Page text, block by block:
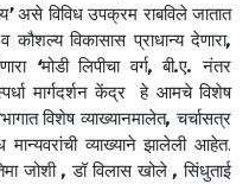
’असे विविध उपक्रम राबविले जातात
विकासास प्राधान्य देणारा,
‘मोडी लिपीचा वर्ग,बी.ए. नंतर
मार्गदर्शन केंद्र हे आमचे विशेष
विशेष व्याख्यानमालेत,चर्चासत्र
मान्यवरांची व्याख्याने झालेली आहेत.
जोशी ,डॉ विलास खोले ,सिंधुताई